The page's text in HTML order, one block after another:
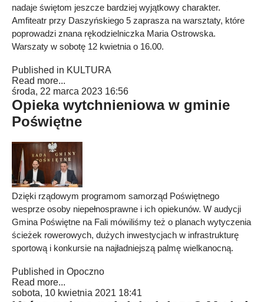
nadaje świętom jeszcze bardziej wyjątkowy charakter.
Amfiteatr przy Daszyńskiego 5 zaprasza na warsztaty, które
poprowadzi znana rękodzielniczka Maria Ostrowska.
Warszaty w sobotę 12 kwietnia o 16.00.
Published in KULTURA
Read more...
środa, 22 marca 2023 16:56
Opieka wytchnieniowa w gminie
Poświętne
Dzięki rządowym programom samorząd Poświętnego
wesprze osoby niepełnosprawne i ich opiekunów. W audycji
Gmina Poświętne na Fali mówiliśmy też o planach wytyczenia
ścieżek rowerowych, dużych inwestycjach w infrastrukturę
sportową i konkursie na najładniejszą palmę wielkanocną.
Published in Opoczno
Read more...
sobota, 10 kwietnia 2021 18:41